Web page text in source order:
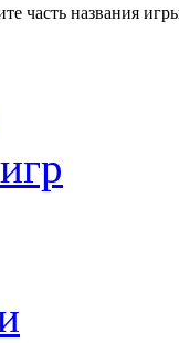
часть названия